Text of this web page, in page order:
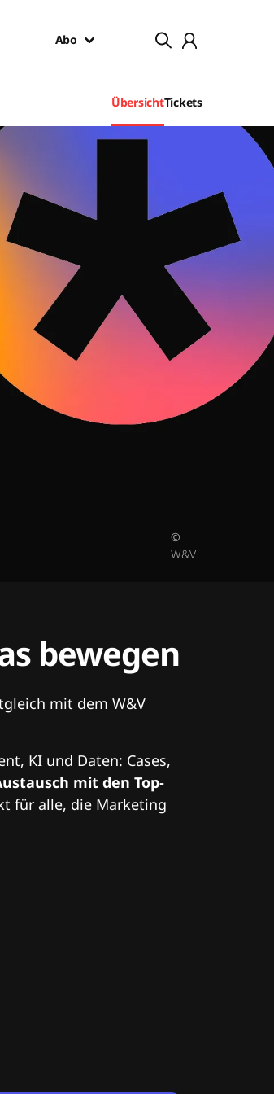
Abo
ÜbersichtTickets
©
W&V
bewegen
mit dem W&V
KI und Daten: Cases,
mit den Top-
für alle, die Marketing